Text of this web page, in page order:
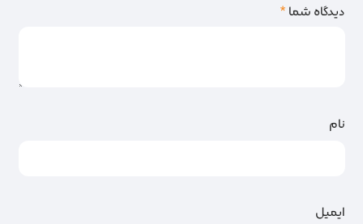
دیدگاه شما*
نام
ایمیل